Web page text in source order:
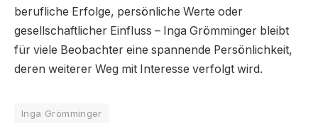
berufliche Erfolge, persönliche Werte oder
gesellschaftlicher Einfluss – Inga Grömminger bleibt
für viele Beobachter eine spannende Persönlichkeit,
deren weiterer Weg mit Interesse verfolgt wird.
Inga Grömminger